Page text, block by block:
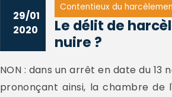
29/01
2020
Contentieux du
Le délit de
nuire ?
NON : dans un arrêt en date du 13
prononçant ainsi, la chambre de